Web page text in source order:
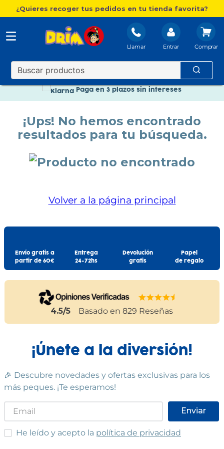
¿Quieres recoger tus pedidos en tu tienda favorita?
Llamar Entrar
Envío gratis. A partir de 60€(excepto Baleares)
Paga en 3 plazos sin intereses
Paga en 3 plazos sin intereses
¡Ups! No hemos encontrado
resultados para tu búsqueda.
Volver a la página principal
Envío gratis a
partir de 60€
Entrega
24-72hs
Devolución
gratis
Papel
de regalo
4.5/5 Basado en 829 Reseñas
¡Únete a la diversión!
🎉 Descubre novedades y ofertas exclusivas para los
más peques. ¡Te esperamos!
Enviar
He leído y acepto las condiciones
He leído y acepto la política de privacidad